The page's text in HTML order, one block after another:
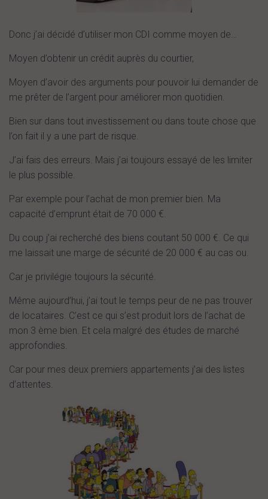
Donc j’ai décidé d’utiliser mon CDI comme moyen de…
Moyen d’obtenir un crédit auprès du courtier,
Moyen d’avoir des arguments pour pouvoir lui demander de
me prêter de l’argent pour améliorer mon quotidien.
Bien sur dans tout investissement ou dans toute chose que
l’on fait il y a une part de risque.
J’ai fais des erreurs. Mais j’ai toujours essayé de les limiter
le plus possible.
Par exemple pour l’achat de mon premier bien. Ma
capacité d’emprunt était de 70 000 €.
Du coup j’ai recherché des biens coutant 50 000 €. Ce qui
me laissait une marge de sécurité de 20 000 € au cas ou.
Car je privilégie toujours la sécurité.
Même aujourd’hui, j’ai tout le temps peur de ne pas trouver
de locataires. C’est ce qui s’est produit lors de l’achat de
mon 3 ème bien. Et cela malgré des études de marché
approfondies.
Car pour mes deux premiers appartements j’ai des listes
d’attentes.